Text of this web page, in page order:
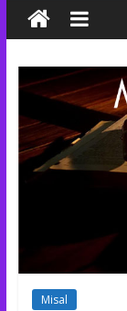
Misal